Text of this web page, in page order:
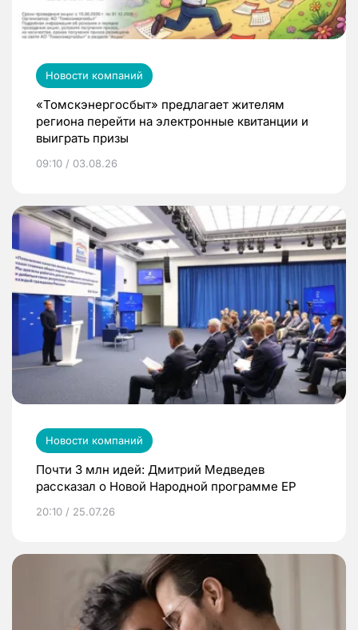
Новости компаний
«Томскэнергосбыт» предлагает жителям
региона перейти на электронные квитанции и
выиграть призы
09:10 / 03.08.26
Новости компаний
Почти 3 млн идей: Дмитрий Медведев
рассказал о Новой Народной программе ЕР
20:10 / 25.07.26